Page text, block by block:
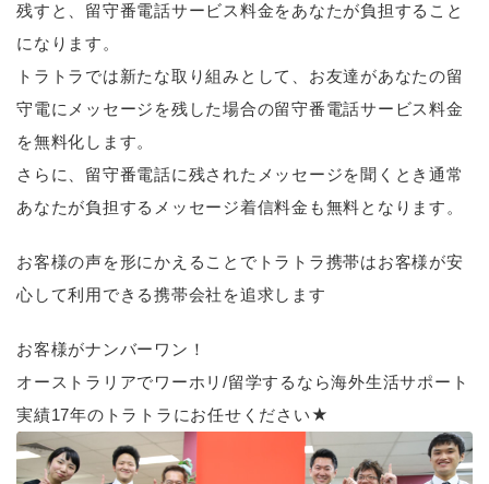
残すと、留守番電話サービス料金をあなたが負担すること
になります。
トラトラでは新たな取り組みとして、お友達があなたの留
守電にメッセージを残した場合の留守番電話サービス料金
を無料化します。
さらに、留守番電話に残されたメッセージを聞くとき通常
あなたが負担するメッセージ着信料金も無料となります。
お客様の声を形にかえることでトラトラ携帯はお客様が安
心して利用できる携帯会社を追求します
お客様がナンバーワン！
オーストラリアでワーホリ/留学するなら海外生活サポート
実績17年のトラトラにお任せください★